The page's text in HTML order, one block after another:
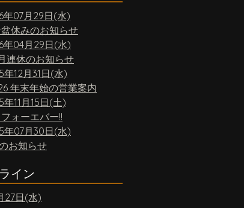
年07月29日(水)
休みのお知らせ
年04月29日(水)
連休のお知らせ
年12月31日(水)
年末年始の営業案内
年11月15日(土)
ォーエバー!!
年07月30日(水)
お知らせ
イン
27日(水)